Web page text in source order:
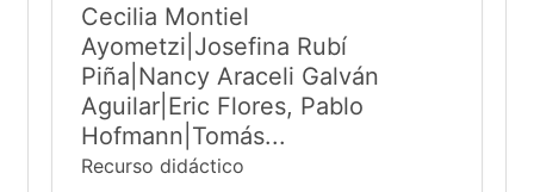
Cecilia Montiel
Ayometzi|Josefina Rubí
Piña|Nancy Araceli Galván
Aguilar|Eric Flores, Pablo
Hofmann|Tomás...
Recurso didáctico